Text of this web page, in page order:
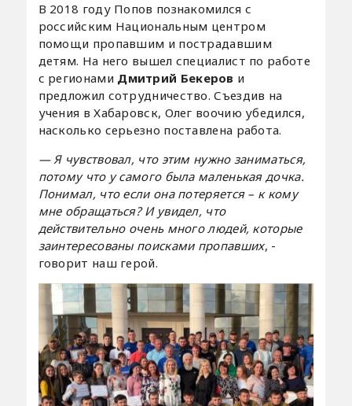
В 2018 году Попов познакомился с
российским Национальным центром
помощи пропавшим и пострадавшим
детям. На него вышел специалист по работе
с регионами Дмитрий Бекеров и
предложил сотрудничество. Съездив на
учения в Хабаровск, Олег воочию убедился,
насколько серьезно поставлена работа.
— Я чувствовал, что этим нужно заниматься,
потому что у самого была маленькая дочка.
Понимал, что если она потеряется – к кому
мне обращаться? И увидел, что
действительно очень много людей, которые
заинтересованы поисками пропавших, -
говорит наш герой.